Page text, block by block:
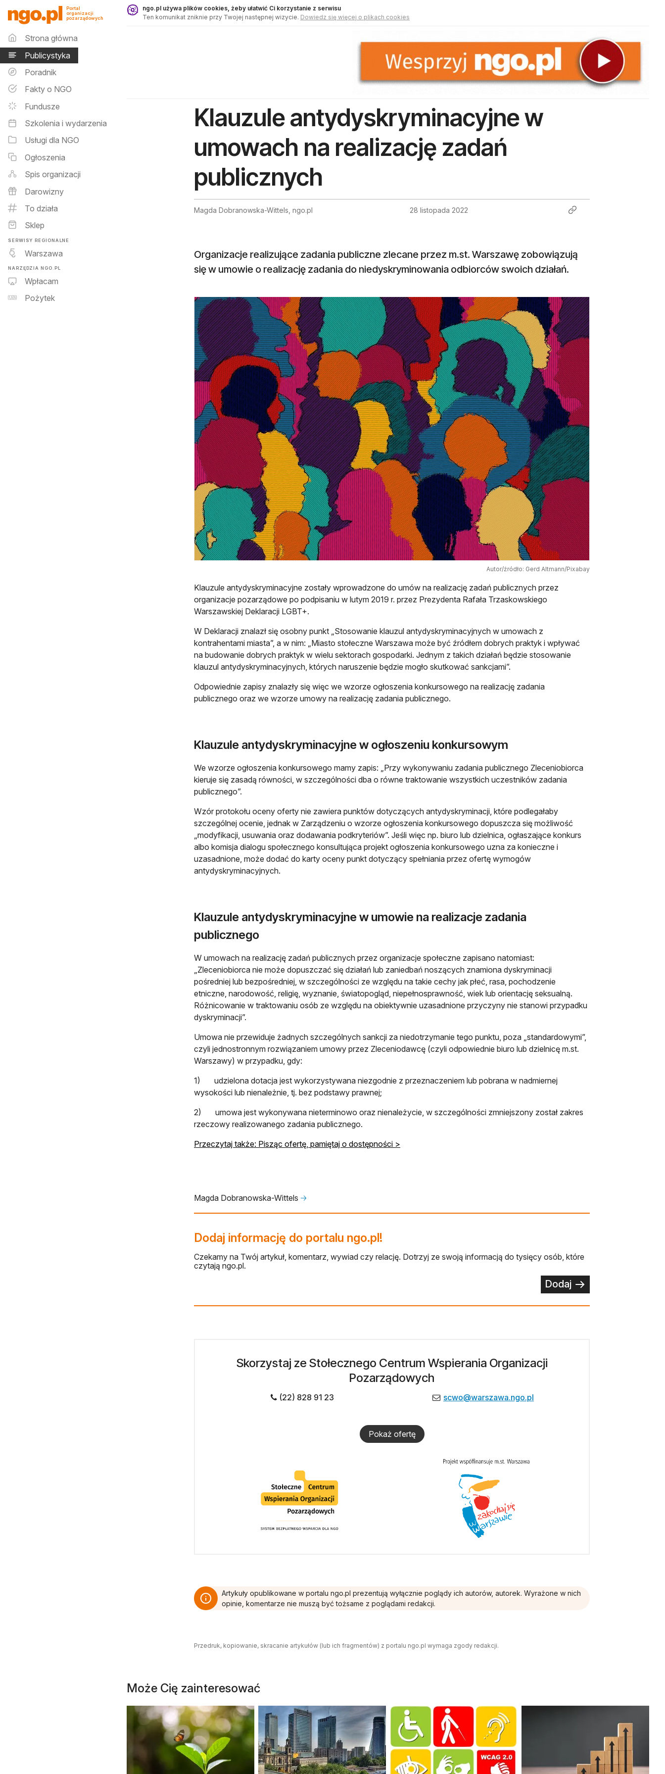
Publicystyka - ngo.pl
Portal
organizacji
pozarządowych
Menu główne
Strona główna
Publicystyka
Poradnik
Fakty o NGO
Fundusze
Szkolenia i wydarzenia
Usługi dla NGO
Ogłoszenia
Spis organizacji
Darowizny
To działa
Sklep
SERWISY REGIONALNE
Warszawa
NARZĘDZIA NGO.PL
Wpłacam
Pożytek
ngo.pl używa plików cookies, żeby ułatwić Ci korzystanie z serwisu
Ten komunikat zniknie przy Twojej następnej wizycie. Dowiedz się więcej o plikach cookies
Klauzule antydyskryminacyjne w
umowach na realizację zadań
publicznych
Magda Dobranowska-Wittels, ngo.pl 28 listopada 2022
Organizacje realizujące zadania publiczne zlecane przez m.st. Warszawę zobowiązują
się w umowie o realizację zadania do niedyskryminowania odbiorców swoich działań.
Autor/źródło: Gerd Altmann/Pixabay
Klauzule antydyskryminacyjne zostały wprowadzone do umów na realizację zadań publicznych przez
organizacje pozarządowe po podpisaniu w lutym 2019 r. przez Prezydenta Rafała Trzaskowskiego
Warszawskiej Deklaracji LGBT+.
W Deklaracji znalazł się osobny punkt „Stosowanie klauzul antydyskryminacyjnych w umowach z
kontrahentami miasta”, a w nim: „Miasto stołeczne Warszawa może być źródłem dobrych praktyk i wpływać
na budowanie dobrych praktyk w wielu sektorach gospodarki. Jednym z takich działań będzie stosowanie
klauzul antydyskryminacyjnych, których naruszenie będzie mogło skutkować sankcjami”.
Odpowiednie zapisy znalazły się więc we wzorze ogłoszenia konkursowego na realizację zadania
publicznego oraz we wzorze umowy na realizację zadania publicznego.
Klauzule antydyskryminacyjne w ogłoszeniu konkursowym
We wzorze ogłoszenia konkursowego mamy zapis: „Przy wykonywaniu zadania publicznego Zleceniobiorca
kieruje się zasadą równości, w szczególności dba o równe traktowanie wszystkich uczestników zadania
publicznego”.
Wzór protokołu oceny oferty nie zawiera punktów dotyczących antydyskryminacji, które podlegałaby
szczególnej ocenie, jednak w Zarządzeniu o wzorze ogłoszenia konkursowego dopuszcza się możliwość
„modyfikacji, usuwania oraz dodawania podkryteriów”. Jeśli więc np. biuro lub dzielnica, ogłaszające konkurs
albo komisja dialogu społecznego konsultująca projekt ogłoszenia konkursowego uzna za konieczne i
uzasadnione, może dodać do karty oceny punkt dotyczący spełniania przez ofertę wymogów
antydyskryminacyjnych.
Klauzule antydyskryminacyjne w umowie na realizacje zadania
publicznego
W umowach na realizację zadań publicznych przez organizacje społeczne zapisano natomiast:
„Zleceniobiorca nie może dopuszczać się działań lub zaniedbań noszących znamiona dyskryminacji
pośredniej lub bezpośredniej, w szczególności ze względu na takie cechy jak płeć, rasa, pochodzenie
etniczne, narodowość, religię, wyznanie, światopogląd, niepełnosprawność, wiek lub orientację seksualną.
Różnicowanie w traktowaniu osób ze względu na obiektywnie uzasadnione przyczyny nie stanowi przypadku
dyskryminacji”.
Umowa nie przewiduje żadnych szczególnych sankcji za niedotrzymanie tego punktu, poza „standardowymi”,
czyli jednostronnym rozwiązaniem umowy przez Zleceniodawcę (czyli odpowiednie biuro lub dzielnicę m.st.
Warszawy) w przypadku, gdy:
1) udzielona dotacja jest wykorzystywana niezgodnie z przeznaczeniem lub pobrana w nadmiernej
wysokości lub nienależnie, tj. bez podstawy prawnej;
2) umowa jest wykonywana nieterminowo oraz nienależycie, w szczególności zmniejszony został zakres
rzeczowy realizowanego zadania publicznego.
Przeczytaj także: Pisząc ofertę, pamiętaj o dostępności >
Magda Dobranowska-Wittels 🡢
Dodaj informację do portalu ngo.pl!
Czekamy na Twój artykuł, komentarz, wywiad czy relację. Dotrzyj ze swoją informacją do tysięcy osób, które
czytają ngo.pl.
Dodaj
Skorzystaj ze Stołecznego Centrum Wspierania Organizacji
Pozarządowych
(22) 828 91 23 scwo@warszawa.ngo.pl
Pokaż ofertę
Artykuły opublikowane w portalu ngo.pl prezentują wyłącznie poglądy ich autorów, autorek. Wyrażone w nich
opinie, komentarze nie muszą być tożsame z poglądami redakcji.
Przedruk, kopiowanie, skracanie artykułów (lub ich fragmentów) z portalu ngo.pl wymaga zgody redakcji.
Może Cię zainteresować